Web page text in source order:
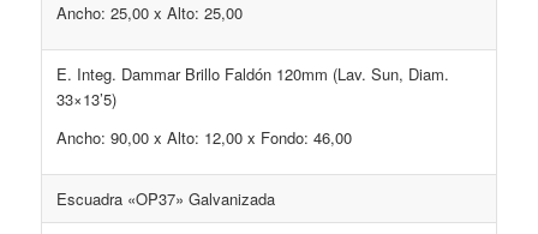
Ancho: 25,00 x Alto: 25,00
E. Integ. Dammar Brillo Faldón 120mm (Lav. Sun, Diam.
33×13’5)
Ancho: 90,00 x Alto: 12,00 x Fondo: 46,00
Escuadra «OP37» Galvanizada